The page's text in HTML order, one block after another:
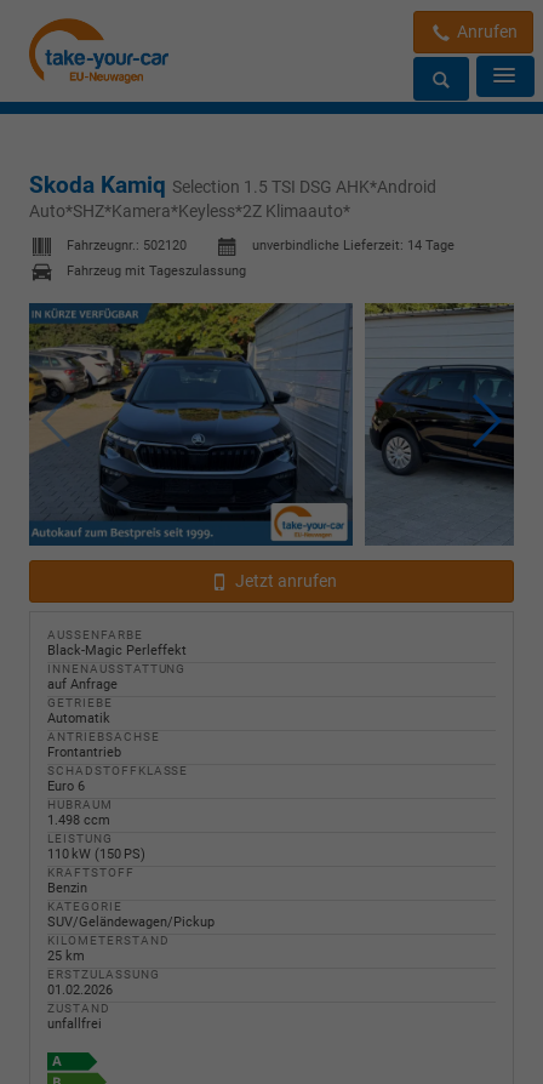
Anrufen
Skoda Kamiq Selection 1.5 TSI DSG AHK*Android
Auto*SHZ*Kamera*Keyless*2Z Klimaauto*
Fahrzeugnr.: 502120 unverbindliche Lieferzeit: 14 Tage
Fahrzeug mit Tageszulassung
Jetzt anrufen
AUSSENFARBE
Black-Magic Perleffekt
INNENAUSSTATTUNG
auf Anfrage
GETRIEBE
Automatik
ANTRIEBSACHSE
Frontantrieb
SCHADSTOFFKLASSE
Euro 6
HUBRAUM
1.498 ccm
LEISTUNG
110 kW (150 PS)
KRAFTSTOFF
Benzin
KATEGORIE
SUV/Geländewagen/Pickup
KILOMETERSTAND
25 km
ERSTZULASSUNG
01.02.2026
ZUSTAND
unfallfrei